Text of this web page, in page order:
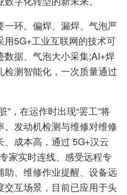
环。偏焊、漏焊、气泡严
5G+工业互联网的技术可
据、气泡大小采集;AI+焊
测智能化，一次质量通过
”，在运作时出现“罢工”将
发动机检测与维修对维修
成本高，通过 5G+汉云
家实时连线、感受远程专
、维修作业提醒、设备远
互场景，目前已应用于头